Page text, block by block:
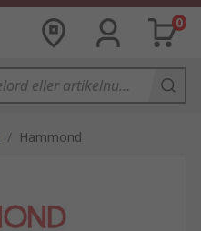
0
/ Hammond